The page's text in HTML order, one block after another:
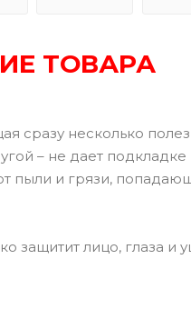
ТОВАРА
несколько
– не дает подкладке
пыли и грязи,
защитит лицо, глаза и